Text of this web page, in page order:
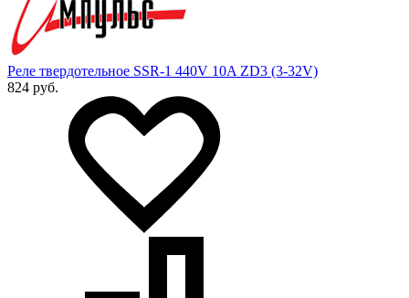
Реле твердотельное SSR-1 440V 10A ZD3 (3-32V)
824 руб.